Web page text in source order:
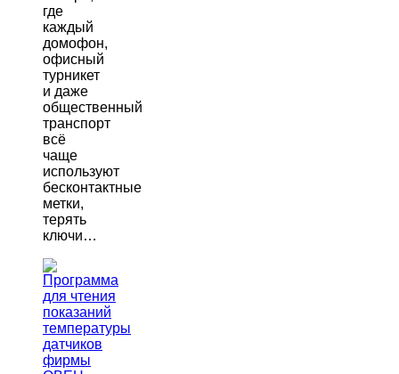
где
каждый
домофон,
офисный
турникет
и даже
общественный
транспорт
всё
чаще
используют
бесконтактные
метки,
терять
ключи…